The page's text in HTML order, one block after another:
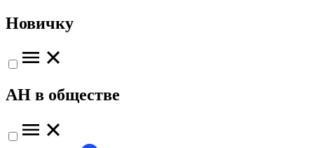
Новичку
АН в обществе